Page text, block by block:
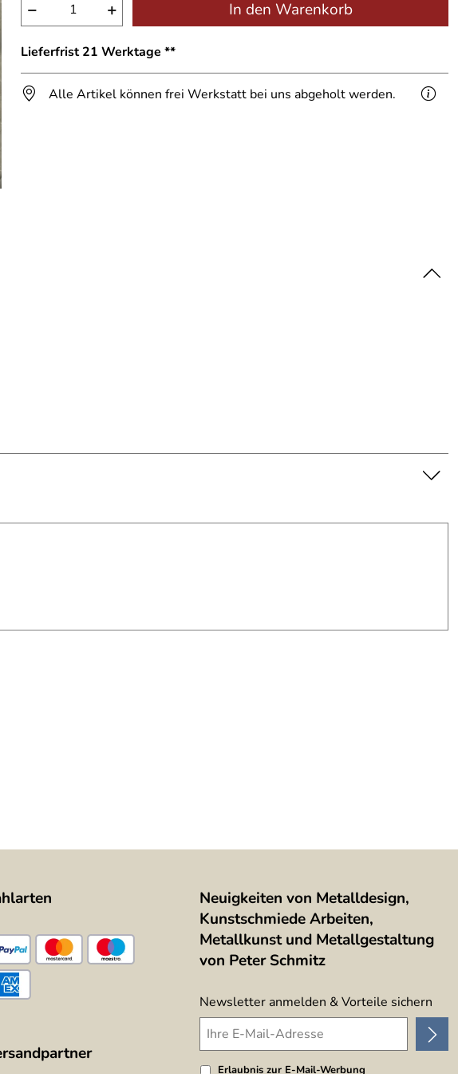
− + In den Warenkorb
Lieferfrist 21 Werktage **
Alle Artikel können frei Werkstatt bei uns abgeholt werden.
Neuigkeiten von Metalldesign,
Kunstschmiede Arbeiten,
Metallkunst und Metallgestaltung
von Peter Schmitz
Newsletter anmelden & Vorteile sichern
Erlaubnis zur E-Mail-Werbung